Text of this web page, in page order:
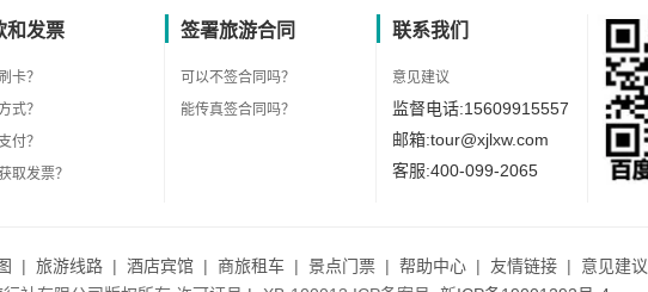
和发票
卡？
式？
付？
取发票？
签署旅游合同
可以不签合同吗？
能传真签合同吗？
联系我们
意见建议
监督电话:15609915557
邮箱:tour@xjlxw.com
客服:400-099-2065
| 旅游线路 | 酒店宾馆 | 商旅租车 | 景点门票 | 帮助中心 | 友情链接 | 意见建议